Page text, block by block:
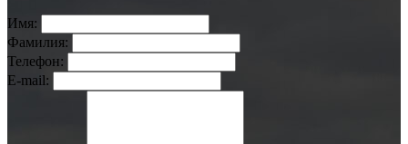
Имя:
Фамилия:
Телефон:
E-mail: